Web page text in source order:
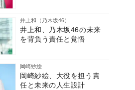
井上和（乃木坂46）
井上和、乃木坂46の未来
を背負う責任と覚悟
岡崎紗絵
岡崎紗絵、大役を担う責
任と未来の人生設計